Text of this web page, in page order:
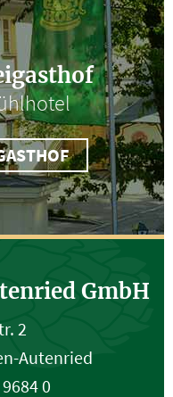
GmbH
2
Autenried
0